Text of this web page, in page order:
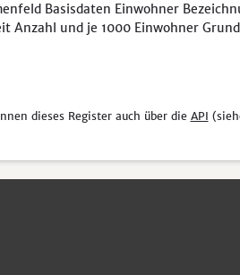
Basisdaten Einwohner
Anzahl und je 1000 Einwohner
dieses Register auch über die API